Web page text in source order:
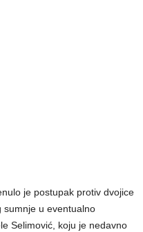
je postupak protiv dvojice
sumnje u eventualno
Selimović, koju je nedavno